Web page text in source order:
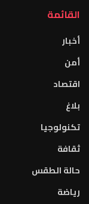
القائمة
أخبار
أمن
اقتصاد
بلاغ
تكنولوجيا
ثقافة
حالة الطقس
رياضة